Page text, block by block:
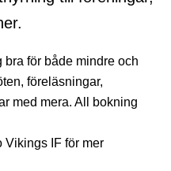
bra för både mindre och
föreläsningar,
med mera. All bokning
Vikings IF för mer